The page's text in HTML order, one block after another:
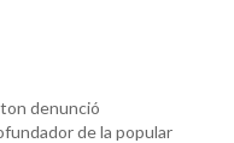
denunció
de la popular